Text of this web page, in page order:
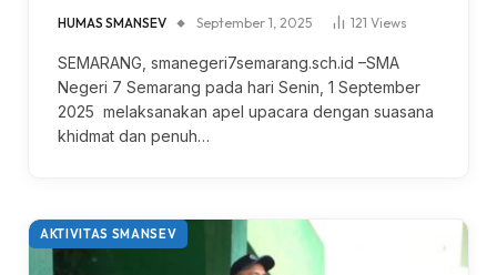
HUMAS SMANSEV September 1, 2025 121 Views
SEMARANG, smanegeri7semarang.sch.id –SMA
Negeri 7 Semarang pada hari Senin, 1 September
2025 melaksanakan apel upacara dengan suasana
khidmat dan penuh…
AKTIVITAS SMANSEV